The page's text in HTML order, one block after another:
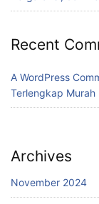
Recent
A WordPress
Terlengkap Murah
Archives
November 2024